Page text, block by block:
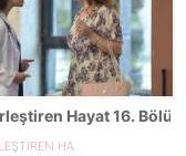
Hayat 16.
BİZİ BİRLEŞTİREN HAYAT